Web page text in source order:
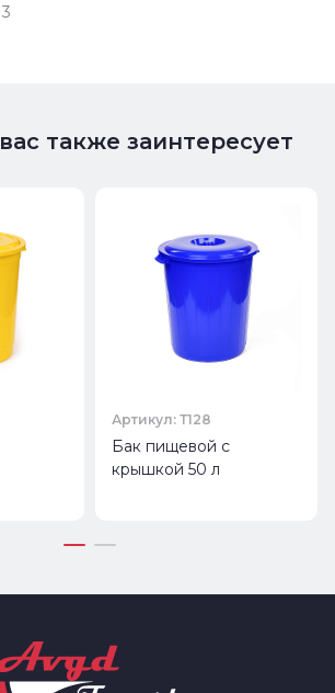
также заинтересует
Артикул: Т128
Бак пищевой с
крышкой 50 л